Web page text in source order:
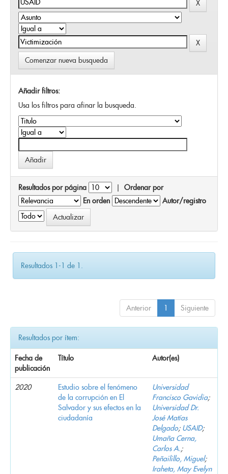
Comenzar nueva busqueda
Añadir filtros:
Usa los filtros para afinar la busqueda.
Resultados por página | Ordenar por
En orden
Autor/registro
Resultados 1-1 de 1.
Anterior 1 Siguiente
Resultados por ítem:
Fecha de
publicación
Título Autor(es)
2020
Estudio sobre el fenómeno
de la corrupción en El
Salvador y sus efectos en la
ciudadanía
Universidad
Francisco Gavidia;
Universidad Dr.
José Matías
Delgado; USAID;
Umaña Cerna,
Carlos A.;
Peñailillo, Miguel;
Iraheta, May Evelyn